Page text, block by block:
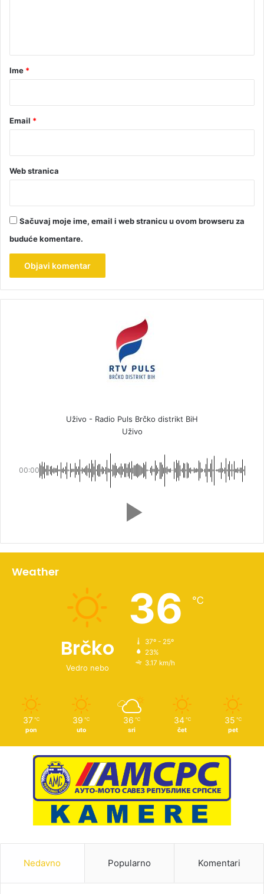
rIme *
Email *
Web stranica
Sačuvaj moje ime, email i web stranicu u ovom browseru za
buduće komentare.
Uživo - Radio Puls Brčko distrikt BiH
Uživo
00:00
Weather
Brčko
Vedro nebo
36 ℃
37º - 25º
23%
3.17 km/h
37 ℃
pon
39 ℃
uto
36 ℃
sri
34 ℃
čet
35 ℃
pet
Nedavno Popularno Komentari